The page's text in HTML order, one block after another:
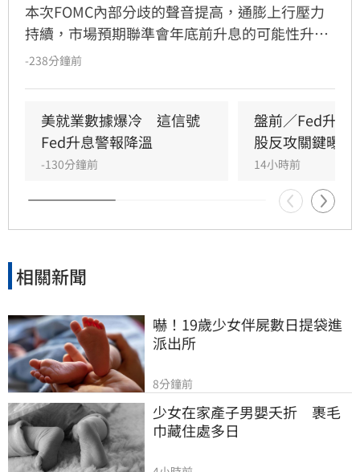
本次FOMC內部分歧的聲音提高，通膨上行壓力
持續，市場預期聯準會年底前升息的可能性升
高，凱基投信認為，升息確實會帶給金融市場波
搭配內部官員態度的分歧，使投資人質疑聯準會
在打壓通膨方面的決心。
-238分鐘前
美就業數據爆冷　這信號
Fed升息警報降溫
-130分鐘前
盤前／Fed升息
股反攻關鍵曝光
14小時前
相關新聞
嚇！19歲少女伴屍數日提袋進
派出所
8分鐘前
少女在家產子男嬰夭折　裹毛
巾藏住處多日